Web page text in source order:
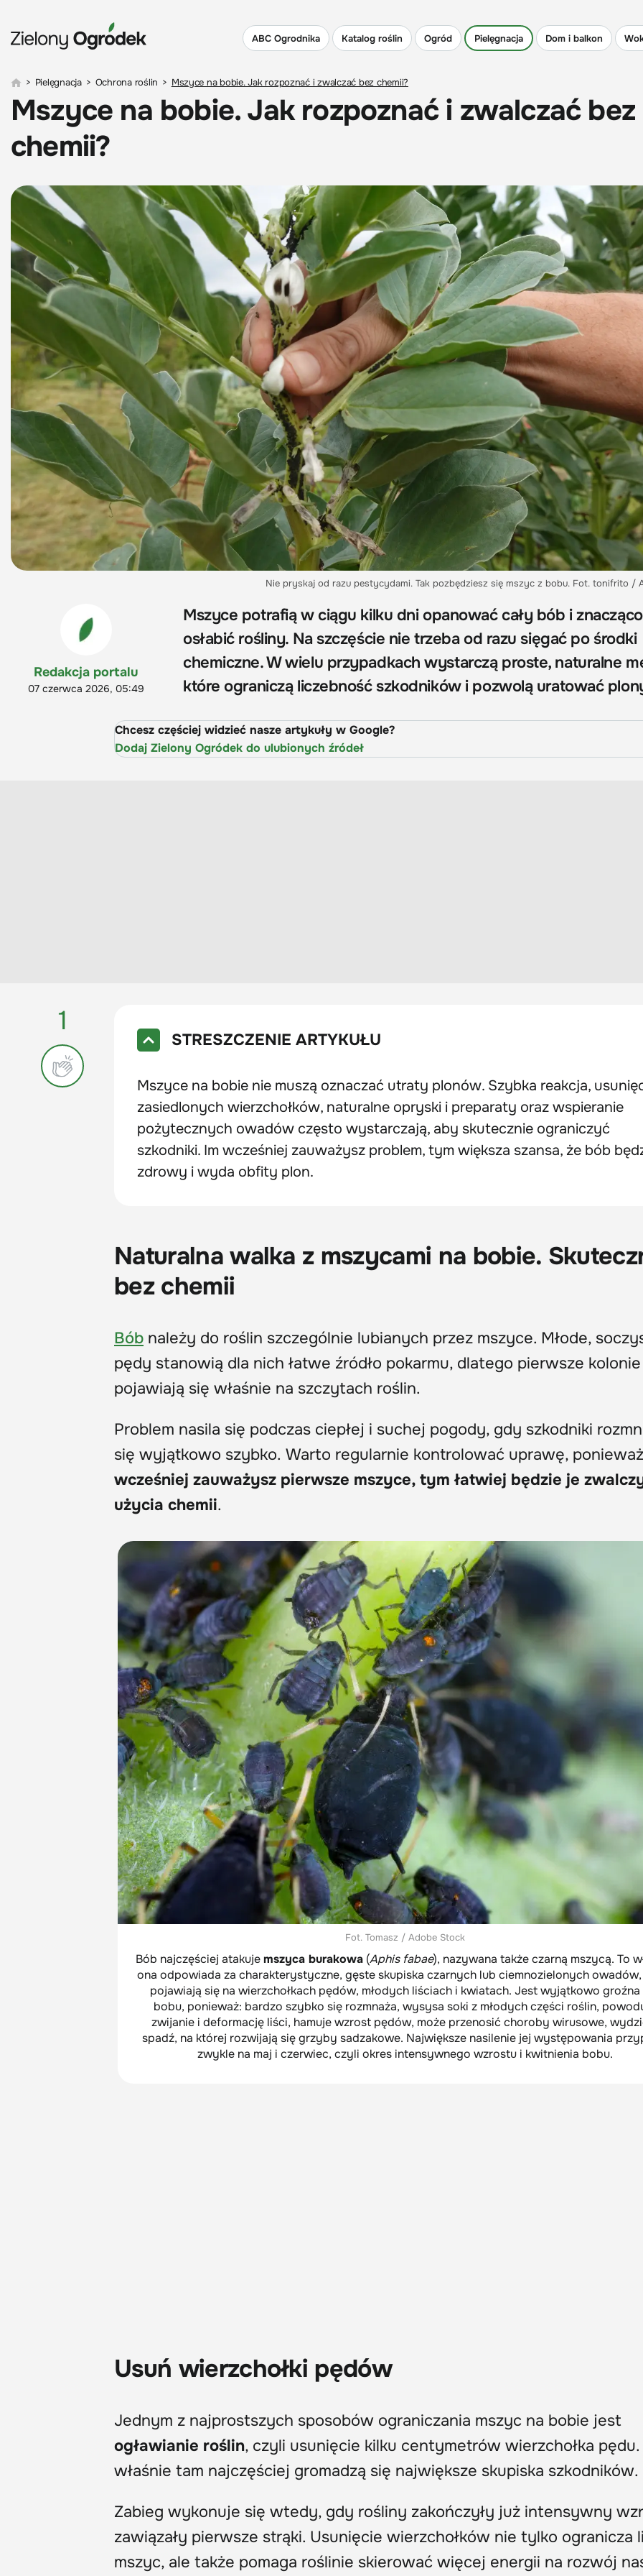
ABC Ogrodnika Katalog roślin Ogród Pielęgnacja Dom i balkon
> Pielęgnacja > Ochrona roślin > Mszyce na bobie. Jak rozpoznać i zwalczać bez chemii?
Mszyce na bobie. Jak rozpoznać i zwalczać bez
chemii?
Nie pryskaj od razu pestycydami. Tak pozbędziesz się mszyc z bobu. Fot. tonifrito /
Redakcja portalu
07 czerwca 2026, 05:49
Mszyce potrafią w ciągu kilku dni opanować cały bób i znacząco
osłabić rośliny. Na szczęście nie trzeba od razu sięgać po środki
chemiczne. W wielu przypadkach wystarczą proste, naturalne
które ograniczą liczebność szkodników i pozwolą uratować
Chcesz częściej widzieć nasze artykuły w Google?
Dodaj Zielony Ogródek do ulubionych źródeł
1
STRESZCZENIE ARTYKUŁU
Mszyce na bobie nie muszą oznaczać utraty plonów. Szybka reakcja,
zasiedlonych wierzchołków, naturalne opryski i preparaty oraz wspieranie
pożytecznych owadów często wystarczają, aby skutecznie ograniczyć
szkodniki. Im wcześniej zauważysz problem, tym większa szansa, że bób
zdrowy i wyda obfity plon.
Naturalna walka z mszycami na bobie.
bez chemii
Bób należy do roślin szczególnie lubianych przez mszyce. Młode,
pędy stanowią dla nich łatwe źródło pokarmu, dlatego pierwsze
pojawiają się właśnie na szczytach roślin.
Problem nasila się podczas ciepłej i suchej pogody, gdy szkodniki
się wyjątkowo szybko. Warto regularnie kontrolować uprawę, ponieważ
wcześniej zauważysz pierwsze mszyce, tym łatwiej będzie je
użycia chemii.
Fot. Tomasz / Adobe Stock
Bób najczęściej atakujemszyca burakowa (Aphis fabae), nazywana także czarną mszycą. To
ona odpowiada za charakterystyczne, gęste skupiska czarnych lub ciemnozielonych
pojawiają się na wierzchołkach pędów, młodych liściach i kwiatach. Jest wyjątkowo groźna
bobu, ponieważ: bardzo szybko się rozmnaża, wysysa soki z młodych części roślin,
zwijanie i deformację liści, hamuje wzrost pędów, może przenosić choroby wirusowe,
spadź, na której rozwijają się grzyby sadzakowe. Największe nasilenie jej występowania
zwykle na maj i czerwiec, czyli okres intensywnego wzrostu i kwitnienia bobu.
Usuń wierzchołki pędów
Jednym z najprostszych sposobów ograniczania mszyc na bobie jest
ogławianie roślin, czyli usunięcie kilku centymetrów wierzchołka pędu.
właśnie tam najczęściej gromadzą się największe skupiska szkodników.
Zabieg wykonuje się wtedy, gdy rośliny zakończyły już intensywny
zawiązały pierwsze strąki. Usunięcie wierzchołków nie tylko ogranicza
mszyc, ale także pomaga roślinie skierować więcej energii na rozwój